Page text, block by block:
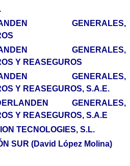
GENERALES,
GENERALES,
Y REASEGUROS
GENERALES,
Y REASEGUROS, S.A.E.
GENERALES,
Y REASEGUROS, S.A.E
TECNOLOGIES, S.L.
SUR (David López Molina)